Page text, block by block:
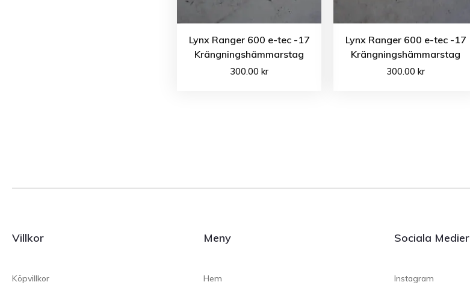
Lynx Ranger 600 e-tec -17
Krängningshämmarstag
300.00kr
Lynx Ranger 600 e-tec -17
Krängningshämmarstag
300.00kr
Villkor
Köpvillkor
Meny
Hem
Sociala Medier
Instagram